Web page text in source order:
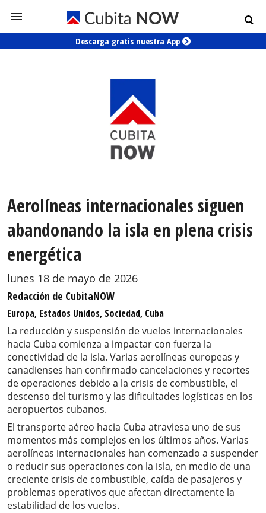
Descarga gratis nuestra App
Aerolíneas internacionales siguen
abandonando la isla en plena crisis
energética
lunes 18 de mayo de 2026
Redacción de CubitaNOW
Europa, Estados Unidos, Sociedad, Cuba
La reducción y suspensión de vuelos internacionales
hacia Cuba comienza a impactar con fuerza la
conectividad de la isla. Varias aerolíneas europeas y
canadienses han confirmado cancelaciones y recortes
de operaciones debido a la crisis de combustible, el
descenso del turismo y las dificultades logísticas en los
aeropuertos cubanos.
El transporte aéreo hacia Cuba atraviesa uno de sus
momentos más complejos en los últimos años. Varias
aerolíneas internacionales han comenzado a suspender
o reducir sus operaciones con la isla, en medio de una
creciente crisis de combustible, caída de pasajeros y
problemas operativos que afectan directamente la
estabilidad de los vuelos.